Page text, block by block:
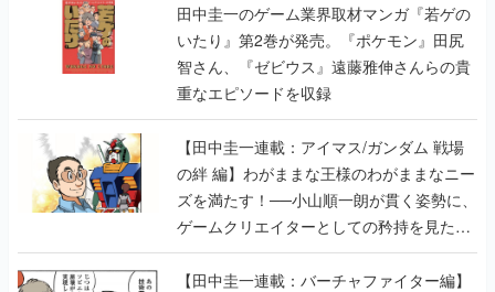
田中圭一のゲーム業界取材マンガ『若ゲの
いたり』第2巻が発売。『ポケモン』田尻
智さん、『ゼビウス』遠藤雅伸さんらの貴
重なエピソードを収録
【田中圭一連載：アイマス/ガンダム 戦場
の絆 編】わがままな王様のわがままなニー
ズを満たす！──小山順一朗が貫く姿勢に、
ゲームクリエイターとしての矜持を見た
【若ゲのいたり最終回】
【田中圭一連載：バーチャファイター編】